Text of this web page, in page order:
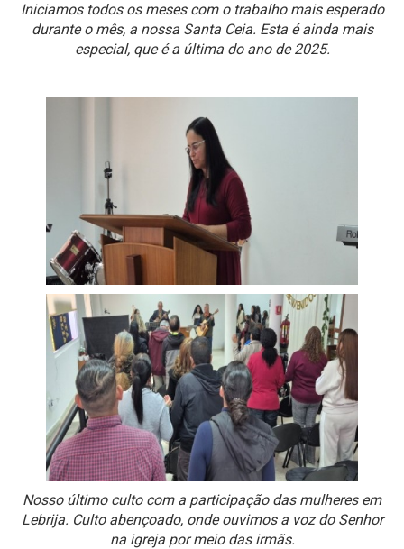
Iniciamos todos os meses com o trabalho mais esperado
durante o mês, a nossa Santa Ceia. Esta é ainda mais
especial, que é a última do ano de 2025.
Nosso último culto com a participação das mulheres em
Lebrija. Culto abençoado, onde ouvimos a voz do Senhor
na igreja por meio das irmãs.